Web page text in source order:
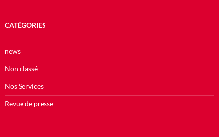
CATÉGORIES
news
Non classé
Nos Services
Revue de presse